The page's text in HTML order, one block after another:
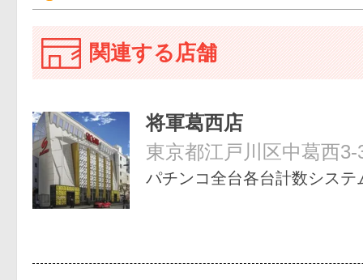
関連する店舗
将軍葛西店
東京都江戸川区中葛西3-
パチンコ全台各台計数シス